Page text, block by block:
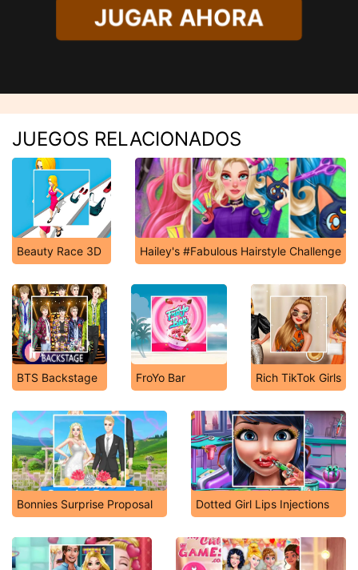
JUGAR AHORA
JUEGOS RELACIONADOS
Beauty Race 3D Hailey's #Fabulous Hairstyle Challenge
BTS Backstage FroYo Bar Rich TikTok Girls
Bonnies Surprise Proposal Dotted Girl Lips Injections